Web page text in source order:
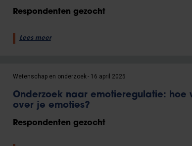
Respondenten gezocht
Lees meer
Wetenschap en onderzoek 16 april 2025
Onderzoek naar emotieregulatie: hoe
over je emoties?
Respondenten gezocht